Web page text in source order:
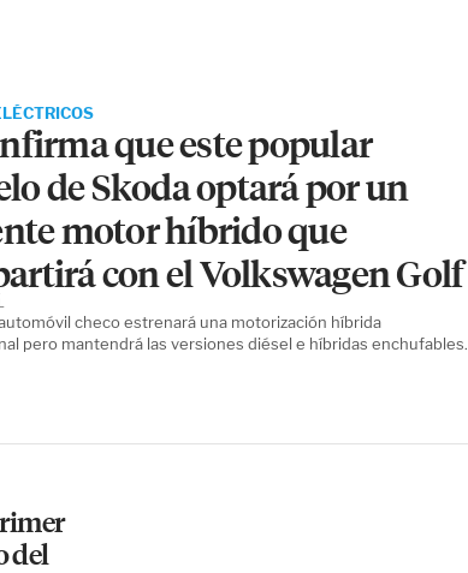
que este popular
de Skoda optará por un
motor híbrido que
con el Volkswagen Golf
checo estrenará una motorización híbrida
pero mantendrá las versiones diésel e híbridas enchufables.
del